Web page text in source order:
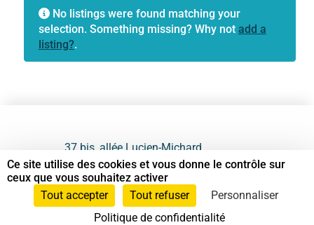
No listings were found matching your
selection. Something missing? Why not add a
listing?.
37 bis, allée Lucien-Michard
93190 Livry-Gargan
06 61 87 28 09
Ce site utilise des cookies et vous donne le contrôle sur
ceux que vous souhaitez activer
Tout accepter
Tout refuser
Personnaliser
Politique de confidentialité